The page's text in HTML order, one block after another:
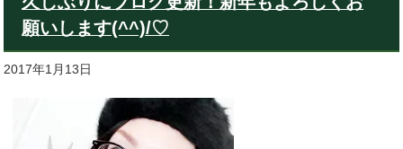
願いします(^^)/♡
2017年1月13日